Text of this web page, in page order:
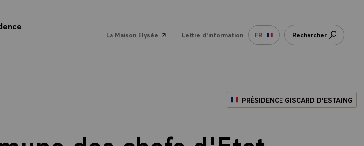
La Maison Élysée Lettre d'information FR Rechercher
PRÉSIDENCE GISCARD D'ESTAING